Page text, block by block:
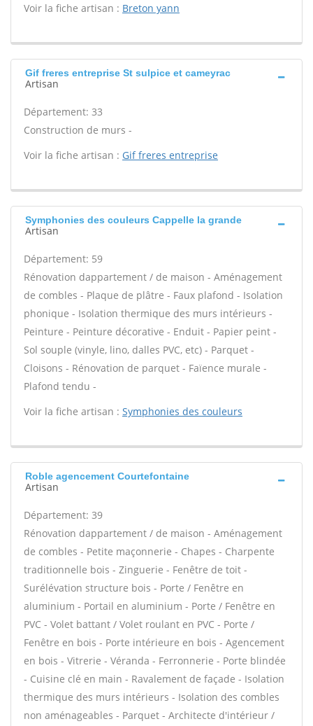
Voir la fiche artisan : Breton yann
Gif freres entreprise St sulpice et cameyrac
Artisan
Département: 33
Construction de murs -
Voir la fiche artisan : Gif freres entreprise
Symphonies des couleurs Cappelle la grande
Artisan
Département: 59
Rénovation dappartement / de maison - Aménagement
de combles - Plaque de plâtre - Faux plafond - Isolation
phonique - Isolation thermique des murs intérieurs -
Peinture - Peinture décorative - Enduit - Papier peint -
Sol souple (vinyle, lino, dalles PVC, etc) - Parquet -
Cloisons - Rénovation de parquet - Faïence murale -
Plafond tendu -
Voir la fiche artisan : Symphonies des couleurs
Roble agencement Courtefontaine
Artisan
Département: 39
Rénovation dappartement / de maison - Aménagement
de combles - Petite maçonnerie - Chapes - Charpente
traditionnelle bois - Zinguerie - Fenêtre de toit -
Surélévation structure bois - Porte / Fenêtre en
aluminium - Portail en aluminium - Porte / Fenêtre en
PVC - Volet battant / Volet roulant en PVC - Porte /
Fenêtre en bois - Porte intérieure en bois - Agencement
en bois - Vitrerie - Véranda - Ferronnerie - Porte blindée
- Cuisine clé en main - Ravalement de façade - Isolation
thermique des murs intérieurs - Isolation des combles
non aménageables - Parquet - Architecte d'intérieur /